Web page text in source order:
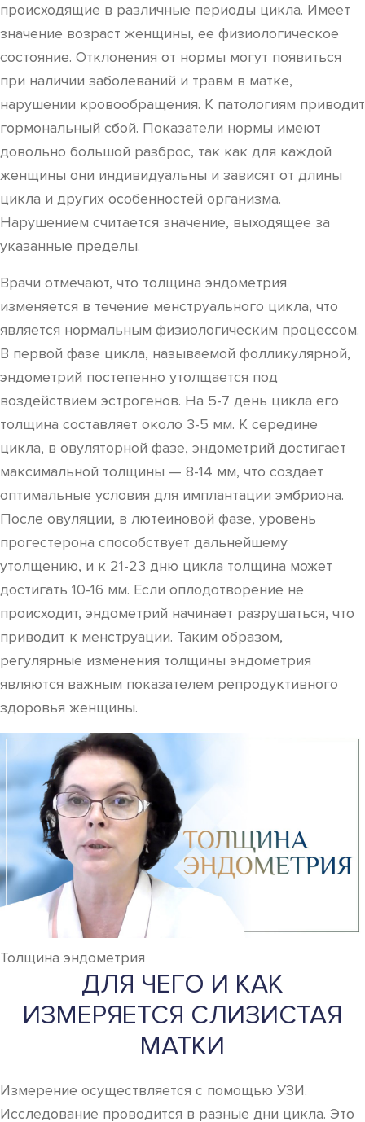
происходящие в различные периоды цикла. Имеет
значение возраст женщины, ее физиологическое
состояние. Отклонения от нормы могут появиться
при наличии заболеваний и травм в матке,
нарушении кровообращения. К патологиям приводит
гормональный сбой. Показатели нормы имеют
довольно большой разброс, так как для каждой
женщины они индивидуальны и зависят от длины
цикла и других особенностей организма.
Нарушением считается значение, выходящее за
указанные пределы.
Врачи отмечают, что толщина эндометрия
изменяется в течение менструального цикла, что
является нормальным физиологическим процессом.
В первой фазе цикла, называемой фолликулярной,
эндометрий постепенно утолщается под
воздействием эстрогенов. На 5-7 день цикла его
толщина составляет около 3-5 мм. К середине
цикла, в овуляторной фазе, эндометрий достигает
максимальной толщины — 8-14 мм, что создает
оптимальные условия для имплантации эмбриона.
После овуляции, в лютеиновой фазе, уровень
прогестерона способствует дальнейшему
утолщению, и к 21-23 дню цикла толщина может
достигать 10-16 мм. Если оплодотворение не
происходит, эндометрий начинает разрушаться, что
приводит к менструации. Таким образом,
регулярные изменения толщины эндометрия
являются важным показателем репродуктивного
здоровья женщины.
Толщина эндометрия
ДЛЯ ЧЕГО И КАК
ИЗМЕРЯЕТСЯ СЛИЗИСТАЯ
МАТКИ
Измерение осуществляется с помощью УЗИ.
Исследование проводится в разные дни цикла. Это